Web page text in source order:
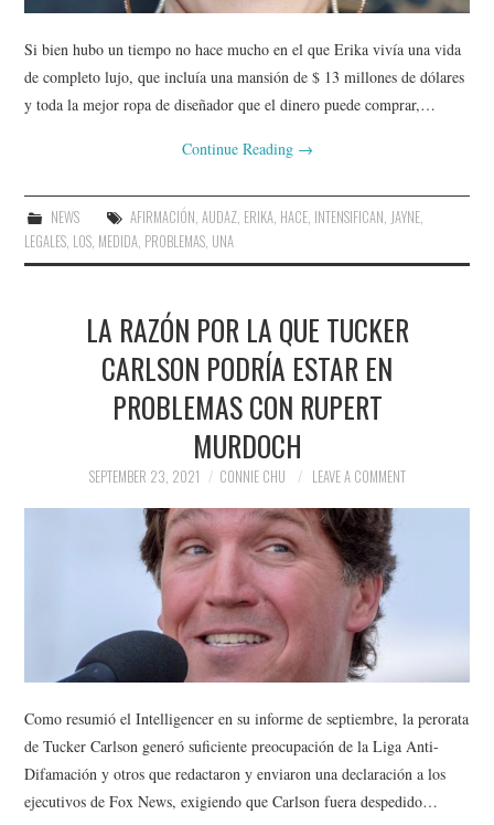
Si bien hubo un tiempo no hace mucho en el que Erika vivía una vida
de completo lujo, que incluía una mansión de $ 13 millones de dólares
y toda la mejor ropa de diseñador que el dinero puede comprar,…
Continue Reading →
NEWS AFIRMACIÓN, AUDAZ, ERIKA, HACE, INTENSIFICAN, JAYNE,
LEGALES, LOS, MEDIDA, PROBLEMAS, UNA
LA RAZÓN POR LA QUE TUCKER
CARLSON PODRÍA ESTAR EN
PROBLEMAS CON RUPERT
MURDOCH
SEPTEMBER 23, 2021 CONNIE CHU LEAVE A COMMENT
Como resumió el Intelligencer en su informe de septiembre, la perorata
de Tucker Carlson generó suficiente preocupación de la Liga Anti-
Difamación y otros que redactaron y enviaron una declaración a los
ejecutivos de Fox News, exigiendo que Carlson fuera despedido…